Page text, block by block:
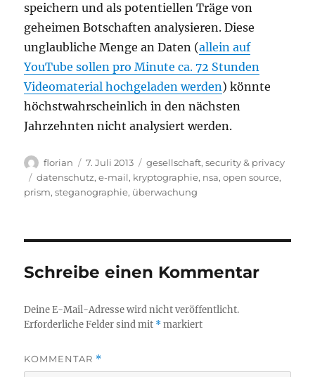
speichern und als potentiellen Träge von
geheimen Botschaften analysieren. Diese
unglaubliche Menge an Daten (allein auf
YouTube sollen pro Minute ca. 72 Stunden
Videomaterial hochgeladen werden) könnte
höchstwahrscheinlich in den nächsten
Jahrzehnten nicht analysiert werden.
Autor
florian
Veröffentlicht
am
7. Juli 2013 Kategorien
gesellschaft,security & privacy
Schlagwörter
datenschutz,e-mail, kryptographie, nsa,open source,
prism,steganographie, überwachung
Schreibe einen Kommentar
Deine E-Mail-Adresse wird nicht veröffentlicht.
Erforderliche Felder sind mit *markiert
KOMMENTAR *